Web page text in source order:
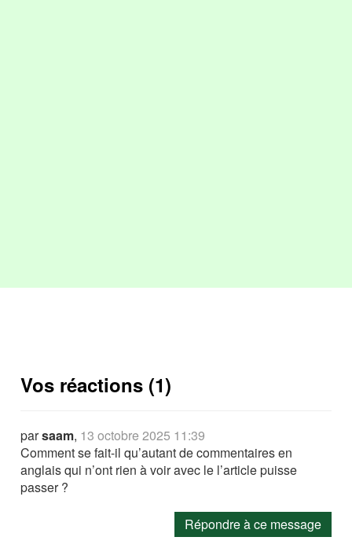
Vos réactions (1)
parsaam, 13 octobre 2025 11:39
Comment se fait-il qu’autant de commentaires en
anglais qui n’ont rien à voir avec le l’article puisse
passer ?
Répondre à ce message